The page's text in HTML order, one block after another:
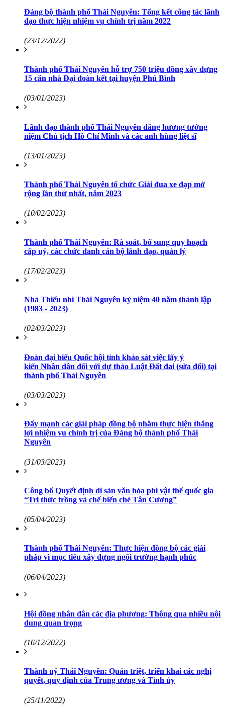
Đảng bộ thành phố Thái Nguyên: Tổng kết công tác lãnh
đạo thực hiện nhiệm vụ chính trị năm 2022
(23/12/2022)
Thành phố Thái Nguyên hỗ trợ 750 triệu đồng xây dựng
15 căn nhà Đại đoàn kết tại huyện Phú Bình
(03/01/2023)
Lãnh đạo thành phố Thái Nguyên dâng hương tưởng
niệm Chủ tịch Hồ Chí Minh và các anh hùng liệt sĩ
(13/01/2023)
Thành phố Thái Nguyên tổ chức Giải đua xe đạp mở
rộng lần thứ nhất, năm 2023
(10/02/2023)
Thành phố Thái Nguyên: Rà soát, bổ sung quy hoạch
cấp uỷ, các chức danh cán bộ lãnh đạo, quản lý
(17/02/2023)
Nhà Thiếu nhi Thái Nguyên kỷ niệm 40 năm thành lập
(1983 - 2023)
(02/03/2023)
Đoàn đại biểu Quốc hội tỉnh khảo sát việc lấy ý
kiến Nhân dân đối với dự thảo Luật Đất đai (sửa đổi) tại
thành phố Thái Nguyên
(03/03/2023)
Đẩy mạnh các giải pháp đồng bộ nhằm thực hiện thắng
lợi nhiệm vụ chính trị của Đảng bộ thành phố Thái
Nguyên
(31/03/2023)
Công bố Quyết định di sản văn hóa phi vật thể quốc gia
“Tri thức trồng và chế biến chè Tân Cương”
(05/04/2023)
Thành phố Thái Nguyên: Thực hiện đồng bộ các giải
pháp vì mục tiêu xây dựng ngôi trường hạnh phúc
(06/04/2023)
Hội đồng nhân dân các địa phương: Thông qua nhiều nội
dung quan trọng
(16/12/2022)
Thành uỷ Thái Nguyên: Quán triệt, triển khai các nghị
quyết, quy định của Trung ương và Tỉnh ủy
(25/11/2022)